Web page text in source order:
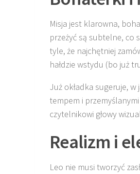
Misja jest klarowna,
przeżyć są subtelne, co
tyle, że najchętniej
hałdzie wstydu (bo już
Już okładka sugeruje,
tempem i
czytelnikowi głowy
Realizm i
Leo nie musi tworzyć